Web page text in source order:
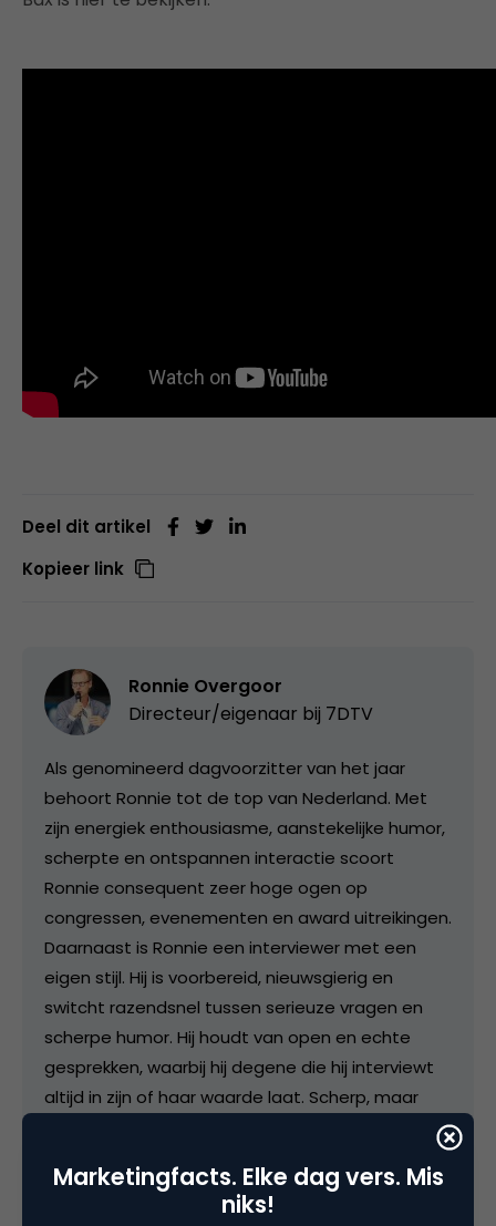
Deel dit artikel
Kopieer link
Ronnie Overgoor
Directeur/eigenaar bij 7DTV
Als genomineerd dagvoorzitter van het jaar
behoort Ronnie tot de top van Nederland. Met
zijn energiek enthousiasme, aanstekelijke humor,
scherpte en ontspannen interactie scoort
Ronnie consequent zeer hoge ogen op
congressen, evenementen en award uitreikingen.
Daarnaast is Ronnie een interviewer met een
eigen stijl. Hij is voorbereid, nieuwsgierig en
switcht razendsnel tussen serieuze vragen en
scherpe humor. Hij houdt van open en echte
gesprekken, waarbij hij degene die hij interviewt
altijd in zijn of haar waarde laat. Scherp, maar
op het podium voor live publiek als ook voor de tv
camera’s van bijvoorbeeld 7DTV.
Marketingfacts. Elke dag vers. Mis
niks!